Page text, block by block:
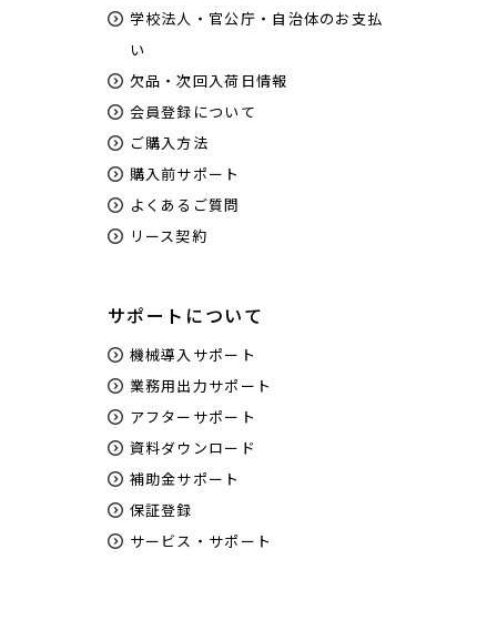
学校法人・官公庁・自治体のお支払
い
欠品・次回入荷日情報
会員登録について
ご購入方法
購入前サポート
よくあるご質問
リース契約
サポートについて
機械導入サポート
業務用出力サポート
アフターサポート
資料ダウンロード
補助金サポート
保証登録
サービス・サポート